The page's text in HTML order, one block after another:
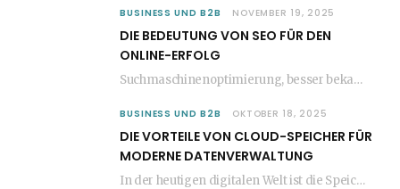
BUSINESS UND B2B NOVEMBER 19, 2025
DIE BEDEUTUNG VON SEO FÜR DEN
ONLINE-ERFOLG
Suchmaschinenoptimierung, besser bekannt als SEO, ist ein entscheidender Faktor für den Erfolg jeder Website im…
BUSINESS UND B2B OKTOBER 18, 2025
DIE VORTEILE VON CLOUD-SPEICHER FÜR
MODERNE DATENVERWALTUNG
In der heutigen digitalen Welt ist die Speicherung und Verwaltung von Daten entscheidend für den…